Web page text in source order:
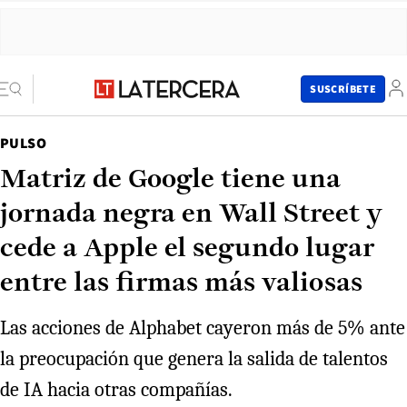
SUSCRÍBETE
PULSO
Matriz de Google tiene una
jornada negra en Wall Street y
cede a Apple el segundo lugar
entre las firmas más valiosas
Las acciones de Alphabet cayeron más de 5% ante
la preocupación que genera la salida de talentos
de IA hacia otras compañías.